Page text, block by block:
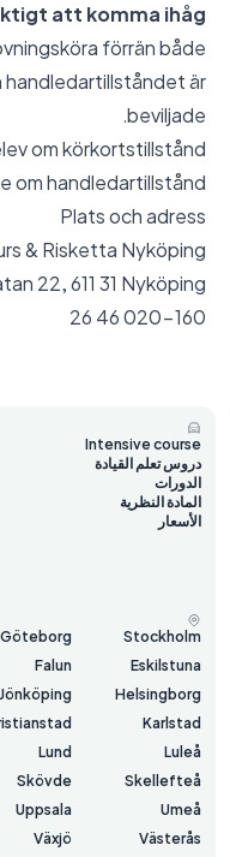
att komma ihåg!
förrän både
är
beviljade.
om körkortstillstånd
om handledartillstånd
Plats och adress
& Risketta Nyköping
22, 611 31 Nyköping
020-160 46 26
Intensive course
دروس تعلم القيادة
الدورات
المادة النظرية
الأسعار
Stockholm
Göteborg
Eskilstuna
Falun
Helsingborg
Jönköping
Karlstad
Luleå
Lund
Skellefteå
Skövde
Umeå
Uppsala
Västerås
Växjö